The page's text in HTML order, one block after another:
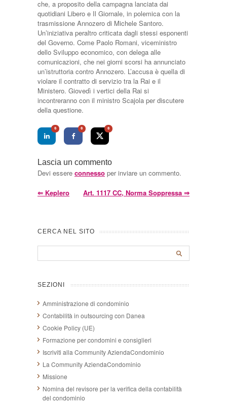
che, a proposito della campagna lanciata dai
quotidiani Libero e Il Giornale, in polemica con la
trasmissione Annozero di Michele Santoro.
Un’iniziativa peraltro criticata dagli stessi esponenti
del Governo. Come Paolo Romani, viceministro
dello Sviluppo economico, con delega alle
comunicazioni, che nei giorni scorsi ha annunciato
un’istruttoria contro Annozero. L’accusa è quella di
violare il contratto di servizio tra la Rai e il
Ministero. Giovedì i vertici della Rai si
incontreranno con il ministro Scajola per discutere
della questione.
0 0 0
Lascia un commento
Devi essere connesso per inviare un commento.
⇐ Keplero Art. 1117 CC, Norma Soppressa ⇒
CERCA NEL SITO
SEZIONI
Amministrazione di condominio
Contabilità in outsourcing con Danea
Cookie Policy (UE)
Formazione per condomini e consiglieri
Iscriviti alla Community AziendaCondominio
La Community AziendaCondominio
Missione
Nomina del revisore per la verifica della contabilità
del condominio